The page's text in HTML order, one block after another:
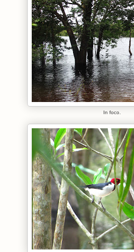
In foco.